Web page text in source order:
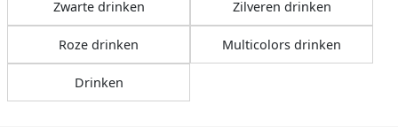
Zwarte drinken Zilveren drinken
Roze drinken Multicolors drinken
Drinken